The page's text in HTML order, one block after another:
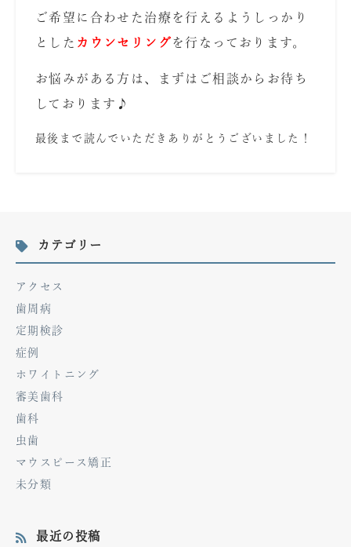
ご希望に合わせた治療を行えるようしっかり
とした カウンセリングを行なっております。
お悩みがある方は、まずはご相談からお待ち
しております♪
最後まで読んでいただきありがとうございました！
カテゴリー
アクセス
歯周病
定期検診
症例
ホワイトニング
審美歯科
歯科
虫歯
マウスピース矯正
未分類
最近の投稿